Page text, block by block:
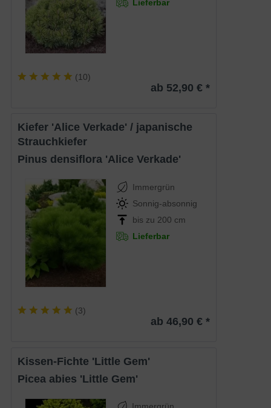
Lieferbar
(10)
ab 52,90 € *
Kiefer 'Alice Verkade' / japanische
Strauchkiefer
Pinus densiflora 'Alice Verkade'
Immergrün
Sonnig-absonnig
bis zu 200 cm
Lieferbar
(3)
ab 46,90 € *
Kissen-Fichte 'Little Gem'
Picea abies 'Little Gem'
Immergrün